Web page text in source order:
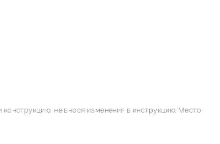
не внося изменения в инструкцию. Место